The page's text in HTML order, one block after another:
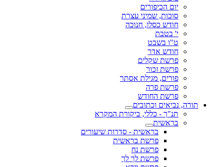
יום הכיפורים
סוכות, שמיני עצרת
חודש כסלו, חנוכה
י' בטבת
ט"ו בשבט
חודש אדר
פרשת שקלים
פרשת זכור
פורים, מגילת אסתר
פרשת פרה
פרשת החודש
תורה, נביאים וכתובים
תנ"ך - כללי, ביקורת המקרא
בראשית
בראשית - סדרות שיעורים
פרשת בראשית
פרשת נח
פרשת לך לך